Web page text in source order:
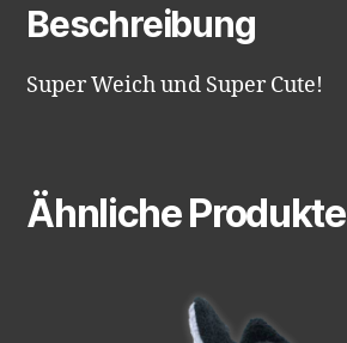
Beschreibung
Super Weich und Super Cute!
Ähnliche Produkte